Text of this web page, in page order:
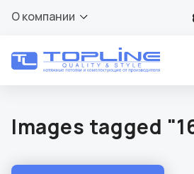
О компании
Images tagged